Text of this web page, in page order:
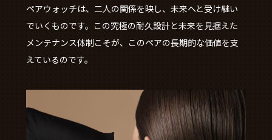
ペアウォッチは、二人の関係を映し、未来へと受け継い
でいくものです。この究極の耐久設計と未来を見据えた
メンテナンス体制こそが、このペアの長期的な価値を支
えているのです。